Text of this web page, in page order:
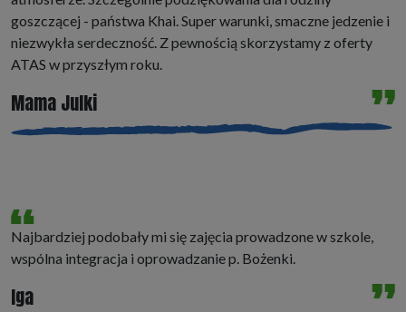
goszczącej - państwa Khai. Super warunki, smaczne jedzenie i
niezwykła serdeczność. Z pewnością skorzystamy z oferty
ATAS w przyszłym roku.
Mama Julki
Najbardziej podobały mi się zajęcia prowadzone w szkole,
wspólna integracja i oprowadzanie p. Bożenki.
Iga